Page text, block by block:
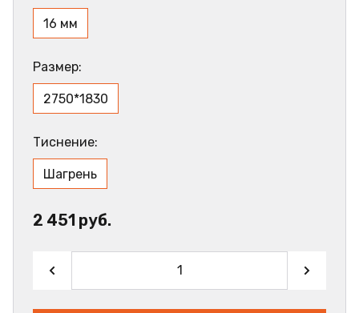
16 мм
Размер:
2750*1830
Тиснение:
Шагрень
2 451 руб.